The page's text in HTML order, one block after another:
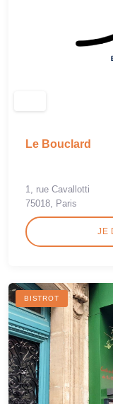
Le Bouclard
1, rue Cavallotti
75018, Paris
JE
BISTROT